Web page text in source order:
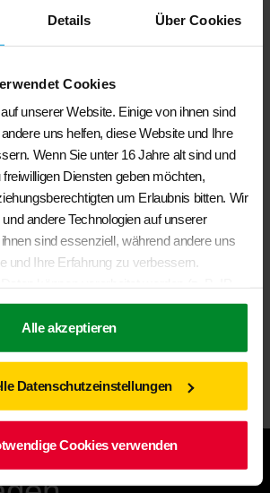
Details Über Cookies
Cookies
unserer Website. Einige von ihnen sind
uns helfen, diese Website und Ihre
Wenn Sie unter 16 Jahre alt sind und
Diensten geben möchten,
um Erlaubnis bitten. Wir
andere Technologien auf unserer
sind essenziell, während andere uns
und Ihre Erfahrung zu verbessern.
Anzeigen und Inhalte oder
Weitere Informationen über die
finden Sie in unserer
oder anpassen.
Alle akzeptieren
Datenschutzeinstellungen
Cookies verwenden
250 ml Werkstattmenge für ca. 30